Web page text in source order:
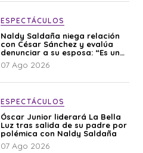
ESPECTÁCULOS
Naldy Saldaña niega relación
con César Sánchez y evalúa
denunciar a su esposa: “Es una
difamación”
07 Ago 2026
ESPECTÁCULOS
Óscar Junior liderará La Bella
Luz tras salida de su padre por
polémica con Naldy Saldaña
07 Ago 2026